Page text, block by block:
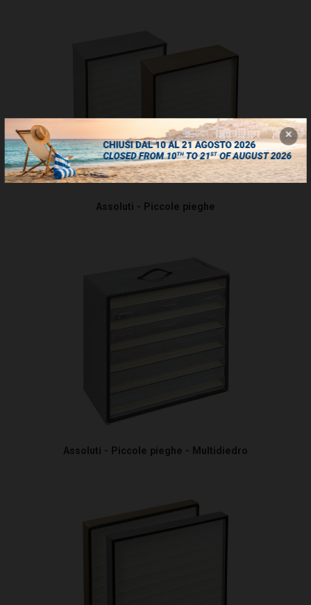
Assoluti - Piccole pieghe
Assoluti - Piccole pieghe - Multidiedro